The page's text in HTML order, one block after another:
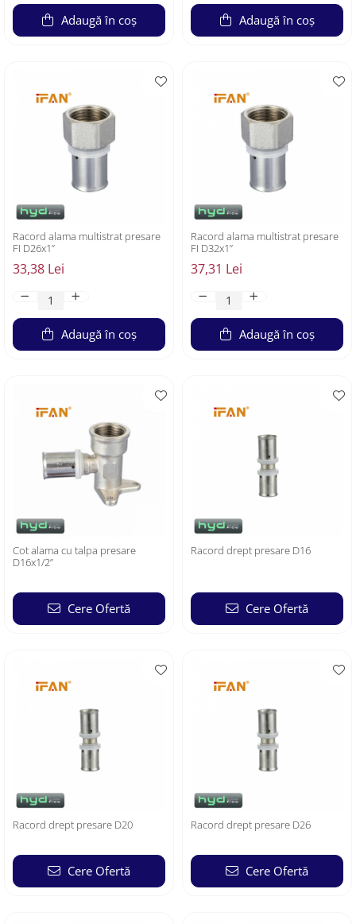
Adaugă în coș Adaugă în coș
Racord alama multistrat presare
FI D26x1”
33,38 Lei
Adaugă în coș
Racord alama multistrat presare
FI D32x1”
37,31 Lei
Adaugă în coș
Cot alama cu talpa presare
D16x1/2”
Cere Ofertă
Racord drept presare D16
Cere Ofertă
Racord drept presare D20
Cere Ofertă
Racord drept presare D26
Cere Ofertă